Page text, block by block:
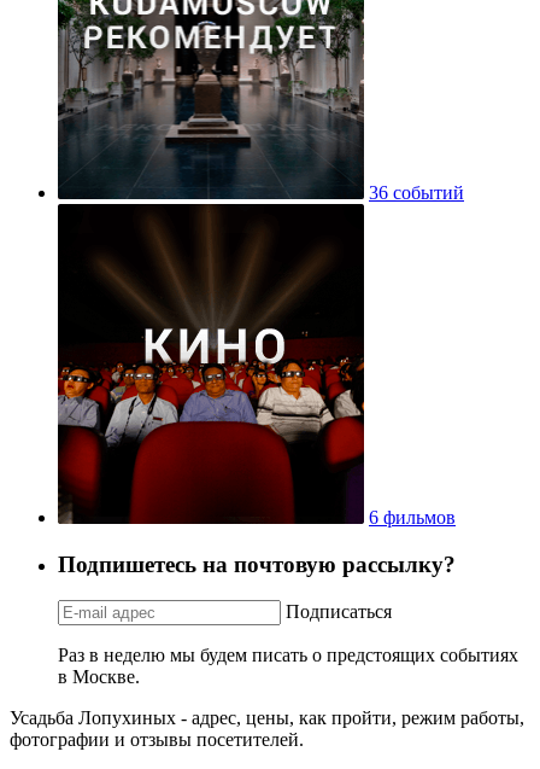
36 событий
6 фильмов
Подпишетесь на почтовую рассылку?
Подписаться
Раз в неделю мы будем писать о предстоящих событиях
в Москве.
Усадьба Лопухиных - адрес, цены, как пройти, режим работы,
фотографии и отзывы посетителей.